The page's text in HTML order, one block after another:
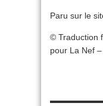
Paru sur le
© Traduction
pour La Nef